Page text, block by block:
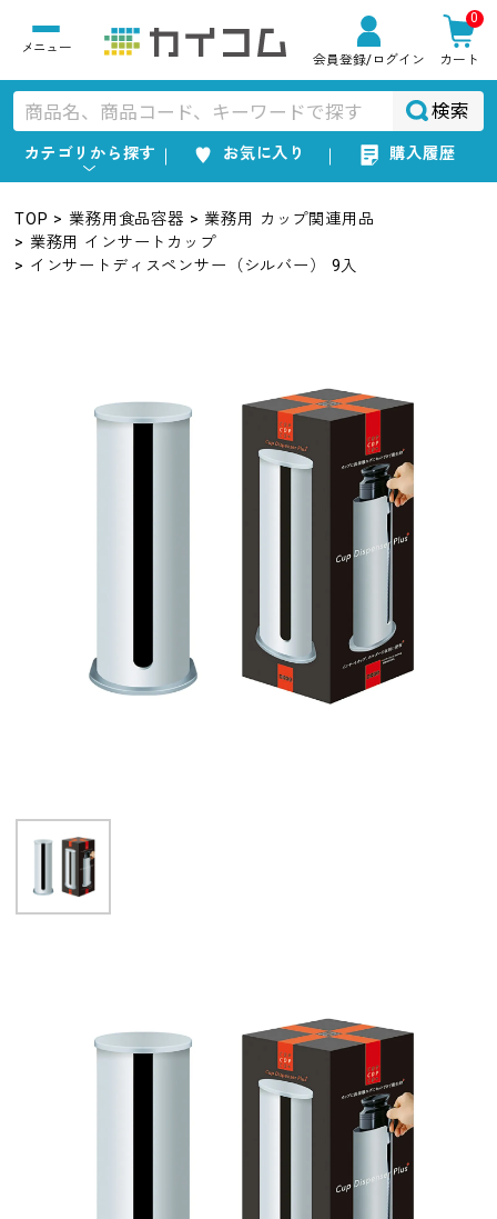
会員登録/ログイン
0
カート
検索
カテゴリから探す お気に入り 購入履歴
TOP 業務用食品容器
業務用 カップ関連用品
業務用 インサートカップ
インサートディスペンサー（シルバー） 9入